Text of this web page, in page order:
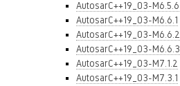
AutosarC++19_03-M6.5.6
AutosarC++19_03-M6.6.1
AutosarC++19_03-M6.6.2
AutosarC++19_03-M6.6.3
AutosarC++19_03-M7.1.2
AutosarC++19_03-M7.3.1